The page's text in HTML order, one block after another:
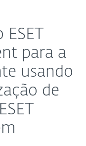
para a
usando
de